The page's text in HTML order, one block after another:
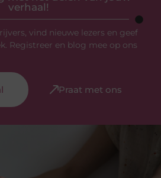
verhaal!
vind nieuwe lezers en geef
Registreer en blog mee op ons
Praat met ons